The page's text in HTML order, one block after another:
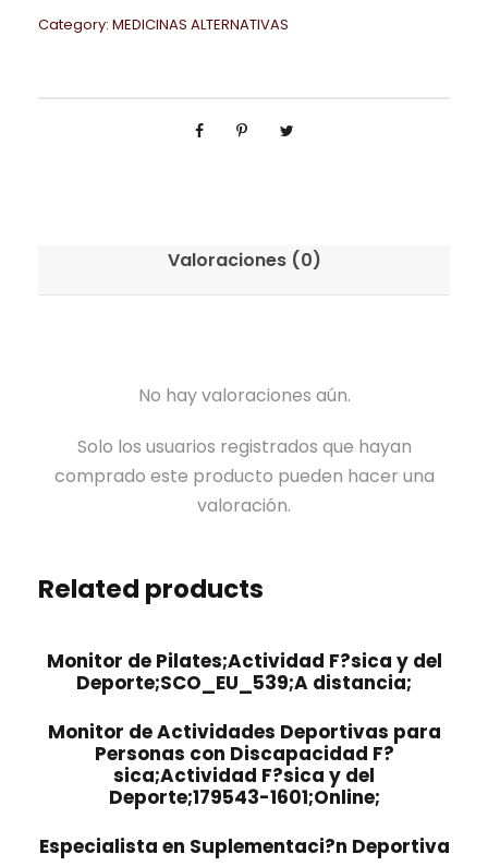
Category: MEDICINAS ALTERNATIVAS
Valoraciones (0)
No hay valoraciones aún.
Solo los usuarios registrados que hayan
comprado este producto pueden hacer una
valoración.
Related products
Monitor de Pilates;Actividad F?sica y del
Deporte;SCO_EU_539;A distancia;
Monitor de Actividades Deportivas para
Personas con Discapacidad F?
sica;Actividad F?sica y del
Deporte;179543-1601;Online;
Especialista en Suplementaci?n Deportiva